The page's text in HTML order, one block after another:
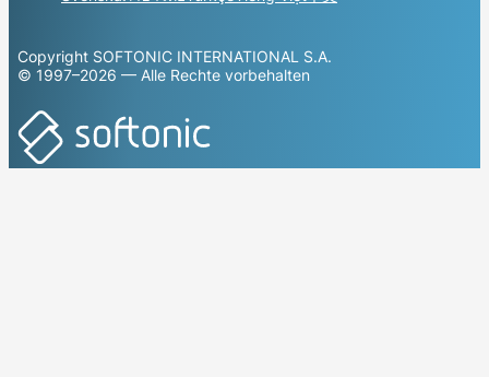
Copyright SOFTONIC INTERNATIONAL S.A.
© 1997–2026 — Alle Rechte vorbehalten